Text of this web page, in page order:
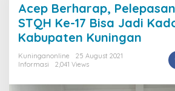
Pelepasan
Peserta
STQH
Ke-
17
Kado
Acep Berharap,
STQH Ke-17 Bisa Jadi
Kabupaten Kuningan
Kuninganonline
25 August 2021
Informasi
2,041 Views